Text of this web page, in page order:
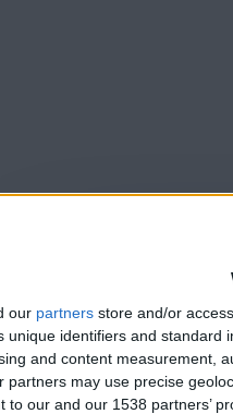
our partners store and/or
unique identifiers and standard
and content measurement,
partners may use precise
to our and our 1538 partners’
🇺🇸 We
an
Join our
the